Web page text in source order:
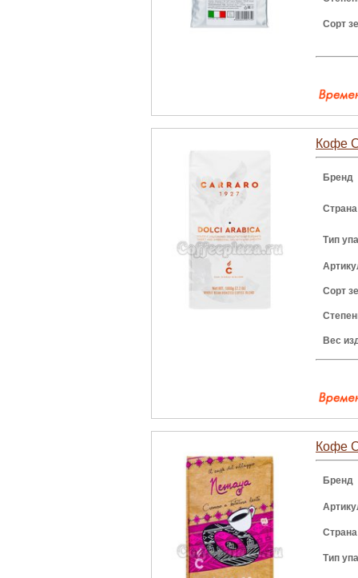
Сорт
Кофе
Бренд
Тип
Сорт
Вес
Кофе
Бренд
Тип